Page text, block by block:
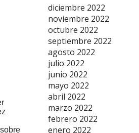
diciembre 2022
noviembre 2022
octubre 2022
septiembre 2022
agosto 2022
julio 2022
junio 2022
mayo 2022
abril 2022
marzo 2022
febrero 2022
enero 2022